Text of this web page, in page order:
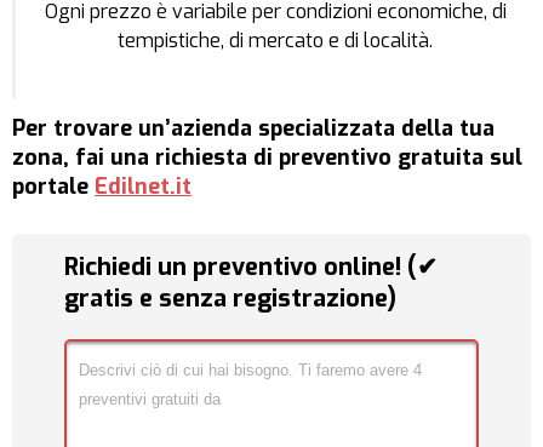
Ogni prezzo è variabile per condizioni economiche, di
tempistiche, di mercato e di località.
Per trovare un’azienda specializzata della tua
zona, fai una richiesta di preventivo gratuita sul
portale Edilnet.it
Richiedi un preventivo online! (✔
gratis e senza registrazione)